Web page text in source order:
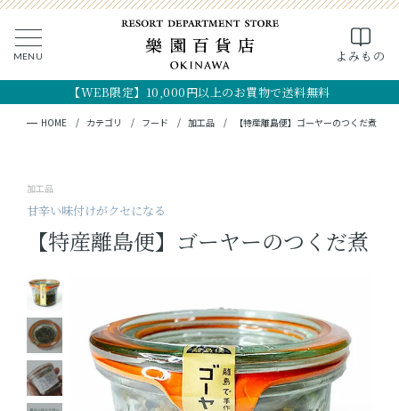
MENU よみもの
【WEB限定】10,000円以上のお買物で送料無料
CLOSE
検索
キーワード検索
MY PAGE CART
全ての商品
フード
クラフト
コスメ・アロマ
つくり手
OKINAWA the RYUKYU
HOME カテゴリ フード 加工品 【特産離島便】ゴーヤーのつくだ煮
加工品
甘辛い味付けがクセになる
【特産離島便】ゴーヤーのつくだ煮